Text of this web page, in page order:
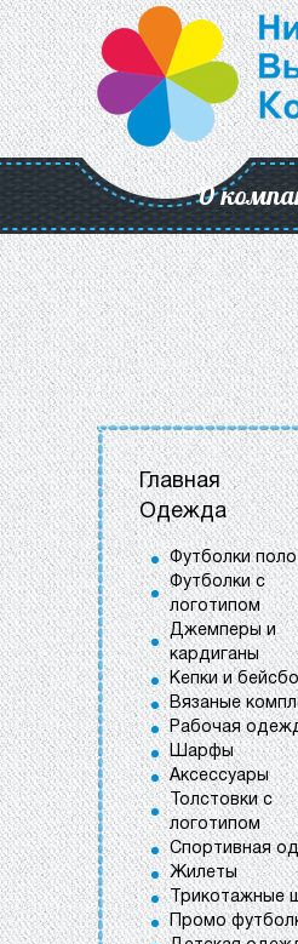
О
Главная
Одежда
Футболки поло
Футболки с
логотипом
Джемперы и
кардиганы
Кепки и
Вязаные
Рабочая
Шарфы
Аксессуары
Толстовки с
логотипом
Спортивная
Жилеты
Трикотажные
Промо